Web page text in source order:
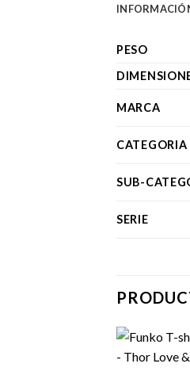
PESO
MARCA
CATEGORIA
SUB-
SERIE